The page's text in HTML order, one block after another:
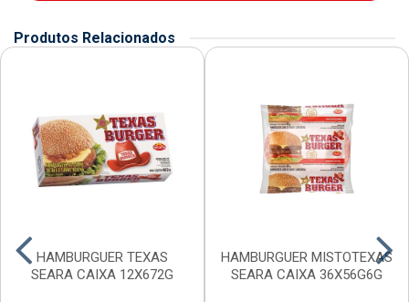
Produtos Relacionados
HAMBURGUER TEXAS
SEARA CAIXA 12X672G
HAMBURGUER MISTOTEXAS
SEARA CAIXA 36X56G6G